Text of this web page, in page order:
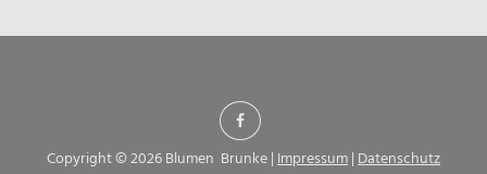
Copyright © 2026 Blumen Brunke |Impressum|Datenschutz